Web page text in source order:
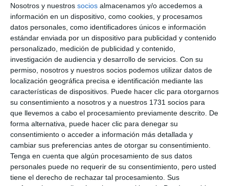
Nosotros y nuestros socios almacenamos y/o accedemos a
información en un dispositivo, como cookies, y procesamos
datos personales, como identificadores únicos e información
estándar enviada por un dispositivo para publicidad y contenido
personalizado, medición de publicidad y contenido,
investigación de audiencia y desarrollo de servicios. Con su
permiso, nosotros y nuestros socios podemos utilizar datos de
localización geográfica precisa e identificación mediante las
características de dispositivos. Puede hacer clic para otorgarnos
su consentimiento a nosotros y a nuestros 1731 socios para
que llevemos a cabo el procesamiento previamente descrito. De
forma alternativa, puede hacer clic para denegar su
consentimiento o acceder a información más detallada y
cambiar sus preferencias antes de otorgar su consentimiento.
Tenga en cuenta que algún procesamiento de sus datos
personales puede no requerir de su consentimiento, pero usted
tiene el derecho de rechazar tal procesamiento. Sus
ACTUALIDAD
Berni Gabriel: “Yo soy flamenca”
ACTUALIDAD
El Teatro Las Lagunas acoge el
segundo festival de danza de
Feli y Berni Gabriel
ACTUALIDAD
Elegancia y fantasía, en el
espectáculo de fin de curso de
danza de Berni y Feli Gabriel